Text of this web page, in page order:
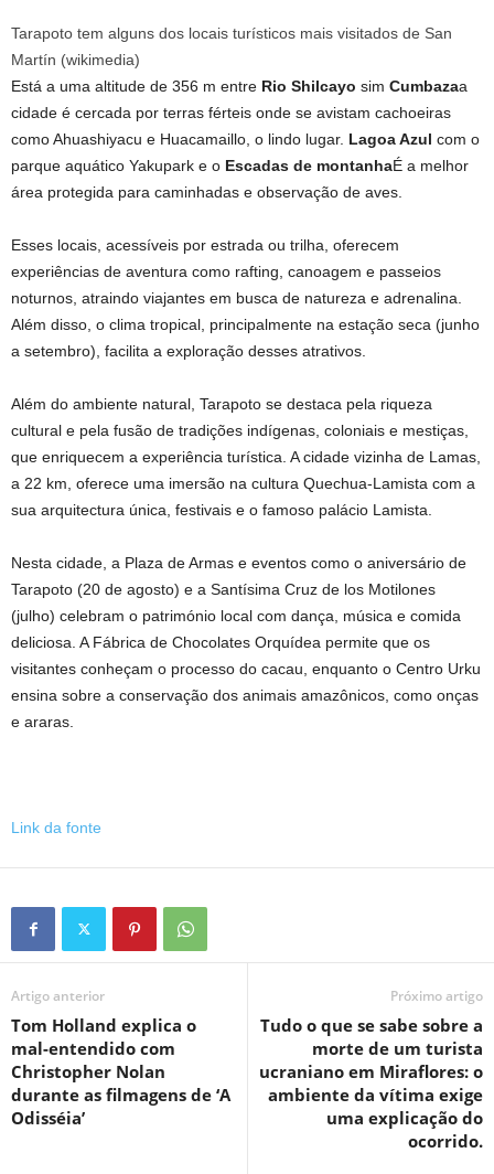
Tarapoto tem alguns dos locais turísticos mais visitados de San
Martín (wikimedia)
Está a uma altitude de 356 m entre Rio Shilcayo sim Cumbazaa
cidade é cercada por terras férteis onde se avistam cachoeiras
como Ahuashiyacu e Huacamaillo, o lindo lugar. Lagoa Azul com o
parque aquático Yakupark e o Escadas de montanhaÉ a melhor
área protegida para caminhadas e observação de aves.
Esses locais, acessíveis por estrada ou trilha, oferecem
experiências de aventura como rafting, canoagem e passeios
noturnos, atraindo viajantes em busca de natureza e adrenalina.
Além disso, o clima tropical, principalmente na estação seca (junho
a setembro), facilita a exploração desses atrativos.
Além do ambiente natural, Tarapoto se destaca pela riqueza
cultural e pela fusão de tradições indígenas, coloniais e mestiças,
que enriquecem a experiência turística. A cidade vizinha de Lamas,
a 22 km, oferece uma imersão na cultura Quechua-Lamista com a
sua arquitectura única, festivais e o famoso palácio Lamista.
Nesta cidade, a Plaza de Armas e eventos como o aniversário de
Tarapoto (20 de agosto) e a Santísima Cruz de los Motilones
(julho) celebram o património local com dança, música e comida
deliciosa. A Fábrica de Chocolates Orquídea permite que os
visitantes conheçam o processo do cacau, enquanto o Centro Urku
ensina sobre a conservação dos animais amazônicos, como onças
e araras.
Link da fonte
Artigo anterior
Tom Holland explica o
mal-entendido com
Christopher Nolan
durante as filmagens de ‘A
Odisséia’
Próximo artigo
Tudo o que se sabe sobre a
morte de um turista
ucraniano em Miraflores: o
ambiente da vítima exige
uma explicação do
ocorrido.